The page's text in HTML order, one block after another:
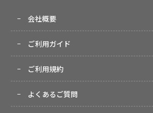
会社概要
ご利用ガイド
ご利用規約
よくあるご質問